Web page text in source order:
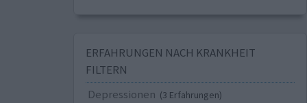
ERFAHRUNGEN NACH KRANKHEIT
FILTERN
Depressionen (3 Erfahrungen)